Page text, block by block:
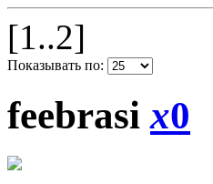
[1..2]
Показывать по:
feebrasix0